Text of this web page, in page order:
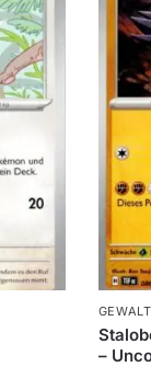
–